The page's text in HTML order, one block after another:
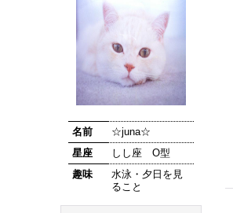
名前
☆juna☆
星座
しし座 O型
趣味
水泳・夕日を見
ること